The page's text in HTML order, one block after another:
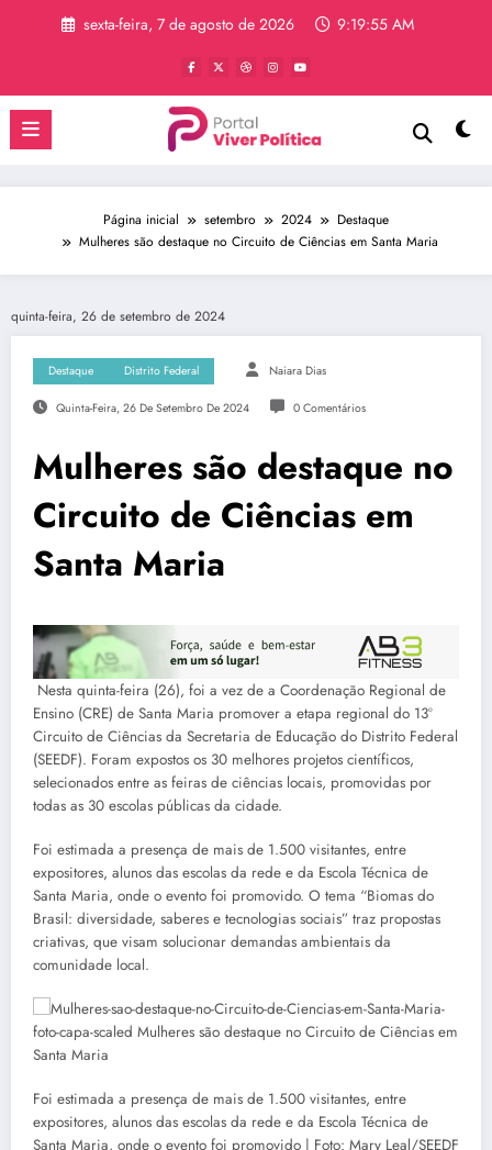
sexta-feira, 7 de agosto de 2026 9:19:56 AM
Página inicial setembro 2024
Destaque
Mulheres são destaque no Circuito de Ciências em Santa Maria
quinta-feira, 26 de setembro de 2024
Destaque Distrito Federal Naiara Dias
Quinta-Feira, 26 De Setembro De 2024 0 Comentários
Mulheres são destaque no
Circuito de Ciências em
Santa Maria
Nesta quinta-feira (26), foi a vez de a Coordenação Regional de
Ensino (CRE) de Santa Maria promover a etapa regional do 13º
Circuito de Ciências da Secretaria de Educação do Distrito Federal
(SEEDF). Foram expostos os 30 melhores projetos científicos,
selecionados entre as feiras de ciências locais, promovidas por
todas as 30 escolas públicas da cidade.
Foi estimada a presença de mais de 1.500 visitantes, entre
expositores, alunos das escolas da rede e da Escola Técnica de
Santa Maria, onde o evento foi promovido. O tema “Biomas do
Brasil: diversidade, saberes e tecnologias sociais” traz propostas
criativas, que visam solucionar demandas ambientais da
comunidade local.
Foi estimada a presença de mais de 1.500 visitantes, entre
expositores, alunos das escolas da rede e da Escola Técnica de
Santa Maria, onde o evento foi promovido | Foto: Mary Leal/SEEDF